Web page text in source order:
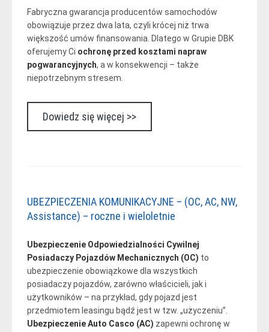
Fabryczna gwarancja producentów samochodów
obowiązuje przez dwa lata, czyli krócej niż trwa
większość umów finansowania. Dlatego w Grupie DBK
oferujemy Ci ochronę przed kosztami napraw
pogwarancyjnych, a w konsekwencji – także
niepotrzebnym stresem.
Dowiedz się więcej >>
UBEZPIECZENIA KOMUNIKACYJNE – (OC, AC, NW,
Assistance) – roczne i wieloletnie
Ubezpieczenie Odpowiedzialności Cywilnej
Posiadaczy Pojazdów Mechanicznych (OC) to
ubezpieczenie obowiązkowe dla wszystkich
posiadaczy pojazdów, zarówno właścicieli, jak i
użytkowników – na przykład, gdy pojazd jest
przedmiotem leasingu bądź jest w tzw. „użyczeniu”.
Ubezpieczenie Auto Casco (AC) zapewni ochronę w